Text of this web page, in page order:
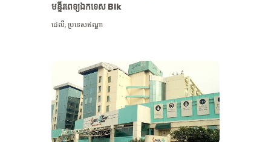
មន្ទីរពេទ្យឯកទេស Blk
ដេលី,ប្រទេសឥណ្ឌា